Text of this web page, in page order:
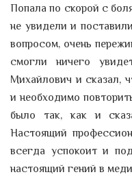
Попала по скорой с
не увидели и
вопросом, очень
смогли ничего
Михайлович и сказал,
и необходимо
было так, как и
Настоящий
всегда успокоит и
настоящий гений в